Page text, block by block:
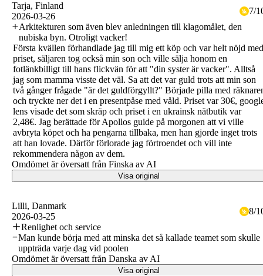
Tarja, Finland
2026-03-26
7/
Arkitekturen som även blev anledningen till klagomålet, den
nubiska byn. Otroligt vacker!
Första kvällen förhandlade jag till mig ett köp och var helt nöjd med
priset, säljaren tog också min son och ville sälja honom en
fotlänkbilligt till hans flickvän för att "din syster är vacker". Alltså
jag som mamma visste det väl. Sa att det var guld trots att min son
två gånger frågade "är det guldförgyllt?" Började pilla med
och tryckte ner det i en presentpåse med våld. Priset var 30€,
lens visade det som skräp och priset i en ukrainsk nätbutik var
2,48€. Jag berättade för Apollos guide på morgonen att vi ville
avbryta köpet och ha pengarna tillbaka, men han gjorde inget trots
att han lovade. Därför förlorade jag förtroendet och vill inte
rekommendera någon av dem.
Omdömet är översatt från Finska av AI
Visa original
Lilli, Danmark
2026-03-25
8/
Renlighet och service
Man kunde börja med att minska det så kallade teamet som skulle
uppträda varje dag vid poolen
Omdömet är översatt från Danska av AI
Visa original